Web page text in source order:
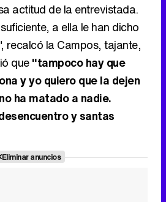
actitud de la entrevistada.
a ella le han dicho
recalcó la Campos, tajante,
que"tampoco hay que
y yo quiero que la dejen
ha matado a nadie.
y santas
Eliminar anuncios